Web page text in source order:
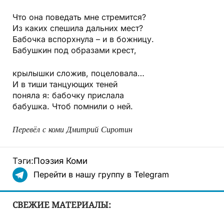
Что она поведать мне стремится?
Из каких спешила дальних мест?
Бабочка вспорхнула – и в божницу.
Бабушкин под образами крест,
крылышки сложив, поцеловала…
И в тиши танцующих теней
поняла я: бабочку прислала
бабушка. Чтоб помнили о ней.
Перевёл с коми Дмитрий Сиротин
Тэги:Поэзия Коми
Перейти в нашу группу в Telegram
СВЕЖИЕ МАТЕРИАЛЫ: